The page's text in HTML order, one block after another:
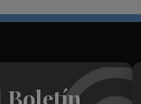
Boletín